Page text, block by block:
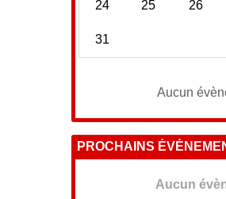
24 25 26
31
Aucun
PROCHAINS
Aucun